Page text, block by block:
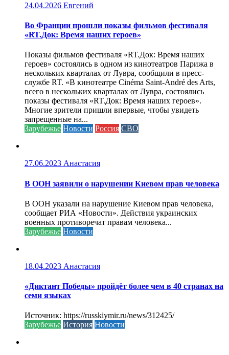
24.04.2026 Евгений
Во Франции прошли показы фильмов фестиваля
«RT.Док: Время наших героев»
Показы фильмов фестиваля «RT.Док: Время наших
героев» состоялись в одном из кинотеатров Парижа в
нескольких кварталах от Лувра, сообщили в пресс-
службе RT. «В кинотеатре Cinéma Saint-André des Arts,
всего в нескольких кварталах от Лувра, состоялись
показы фестиваля «RT.Док: Время наших героев».
Многие зрители пришли впервые, чтобы увидеть
запрещенные на...
Зарубежье Новости Россия СВО
27.06.2023 Анастасия
В ООН заявили о нарушении Киевом прав человека
В ООН указали на нарушение Киевом прав человека,
сообщает РИА «Новости». Действия украинских
военных противоречат правам человека...
Зарубежье Новости
18.04.2023 Анастасия
«Диктант Победы» пройдёт более чем в 40 странах на
семи языках
Источник: https://russkiymir.ru/news/312425/
Зарубежье История Новости